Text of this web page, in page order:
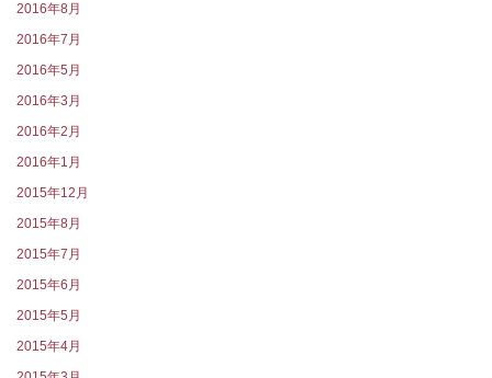
2016年8月
2016年7月
2016年5月
2016年3月
2016年2月
2016年1月
2015年12月
2015年8月
2015年7月
2015年6月
2015年5月
2015年4月